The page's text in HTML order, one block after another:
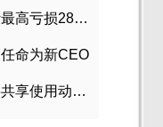
销量下滑业绩恶化，长安汽车预计最高亏损28亿元
命为新CEO
合并发动机业务，吉利与沃尔沃将共享使用动力总成